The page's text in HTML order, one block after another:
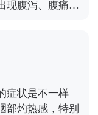
现腹泻、腹痛、
童，由于身体抵
严重的脱水。
症状是不一样
部灼热感，特别